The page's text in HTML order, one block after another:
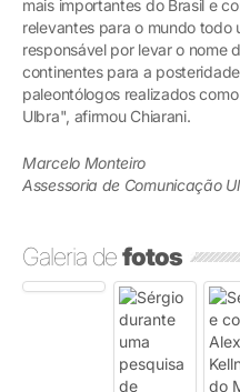
mais importantes do Brasil e
relevantes para o mundo todo
responsável por levar o nome
continentes para a
paleontólogos realizados
Ulbra", afirmou Chiarani.
Marcelo Monteiro
Assessoria de Comunicação
Galeria defotos